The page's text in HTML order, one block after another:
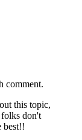
comment.
this topic,
don't
best!!